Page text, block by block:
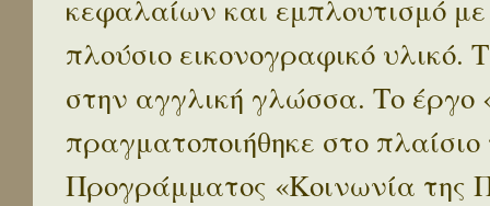
κεφαλαίων και εμπλουτισμό
πλούσιο εικονογραφικό
στην αγγλική γλώσσα. Το
πραγματοποιήθηκε στο
Προγράμματος «Κοινωνία της